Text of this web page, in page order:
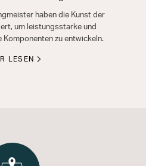
haben die Kunst der
um leistungsstarke und
zu entwickeln.
LESEN